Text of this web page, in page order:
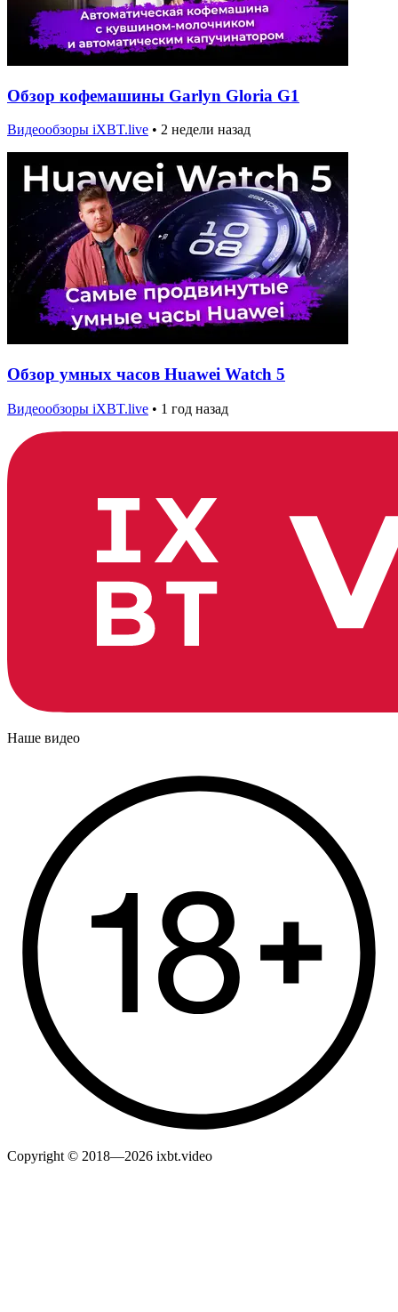
Обзор кофемашины Garlyn Gloria G1
Видеообзоры iXBT.live • 2 недели назад
Обзор умных часов Huawei Watch 5
Видеообзоры iXBT.live • 1 год назад
Наше видео
Copyright © 2018—2026 ixbt.video